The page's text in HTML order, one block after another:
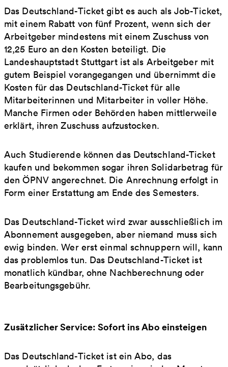
Das Deutschland-Ticket gibt es auch als Job-Ticket,
mit einem Rabatt von fünf Prozent, wenn sich der
Arbeitgeber mindestens mit einem Zuschuss von
12,25 Euro an den Kosten beteiligt. Die
Landeshauptstadt Stuttgart ist als Arbeitgeber mit
gutem Beispiel vorangegangen und übernimmt die
Kosten für das Deutschland-Ticket für alle
Mitarbeiterinnen und Mitarbeiter in voller Höhe.
Manche Firmen oder Behörden haben mittlerweile
erklärt, ihren Zuschuss aufzustocken.
Auch Studierende können das Deutschland-Ticket
kaufen und bekommen sogar ihren Solidarbetrag für
den ÖPNV angerechnet. Die Anrechnung erfolgt in
Form einer Erstattung am Ende des Semesters.
Das Deutschland-Ticket wird zwar ausschließlich im
Abonnement ausgegeben, aber niemand muss sich
ewig binden. Wer erst einmal schnuppern will, kann
das problemlos tun. Das Deutschland-Ticket ist
monatlich kündbar, ohne Nachberechnung oder
Bearbeitungsgebühr.
Zusätzlicher Service: Sofort ins Abo einsteigen
Das Deutschland-Ticket ist ein Abo, das